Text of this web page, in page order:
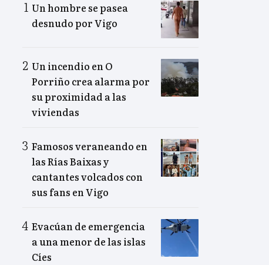
Un hombre se pasea
desnudo por Vigo
Un incendio en O
Porriño crea alarma por
su proximidad a las
viviendas
Famosos veraneando en
las Rías Baixas y
cantantes volcados con
sus fans en Vigo
Evacúan de emergencia
a una menor de las islas
Cíes